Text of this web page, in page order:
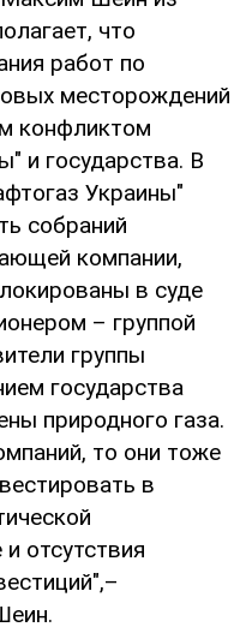
что
работ по
месторождений
конфликтом
и государства. В
Украины"
собраний
компании,
в суде
– группой
группы
государства
природного газа.
то они тоже
в
отсутствия